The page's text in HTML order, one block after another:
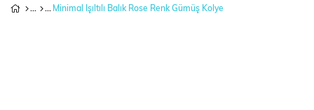
Minimal Işıltılı Balık Rose Renk Gümüş Kolye